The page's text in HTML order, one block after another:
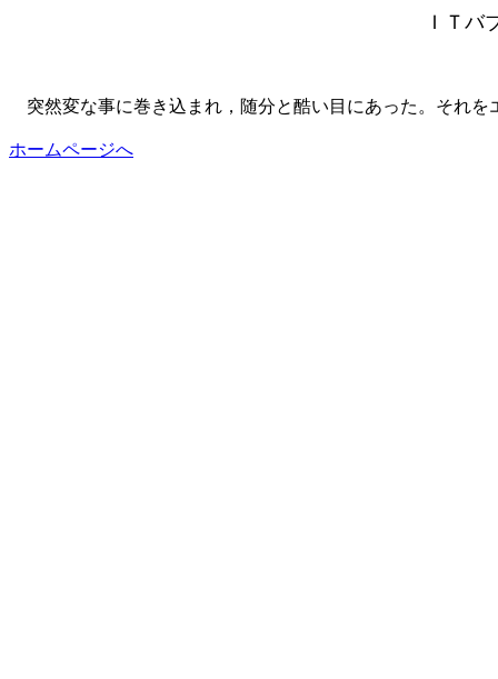
ＩＴバ
突然変な事に巻き込まれ，随分と酷い目にあった。それ
ホームページへ